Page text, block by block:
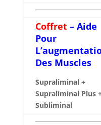
Coffret– Aide
Pour
Des Muscles
Supraliminal +
Supraliminal Plus
Subliminal